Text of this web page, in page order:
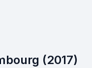
(2017)